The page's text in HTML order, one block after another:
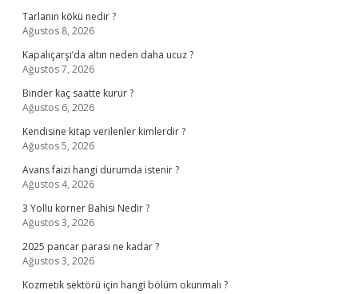
Tarlanın kökü nedir ?
Ağustos 8, 2026
Kapalıçarşı’da altın neden daha ucuz ?
Ağustos 7, 2026
Binder kaç saatte kurur ?
Ağustos 6, 2026
Kendisine kitap verilenler kimlerdir ?
Ağustos 5, 2026
Avans faizi hangi durumda istenir ?
Ağustos 4, 2026
3 Yollu korner Bahisi Nedir ?
Ağustos 3, 2026
2025 pancar parası ne kadar ?
Ağustos 3, 2026
Kozmetik sektörü için hangi bölüm okunmalı ?